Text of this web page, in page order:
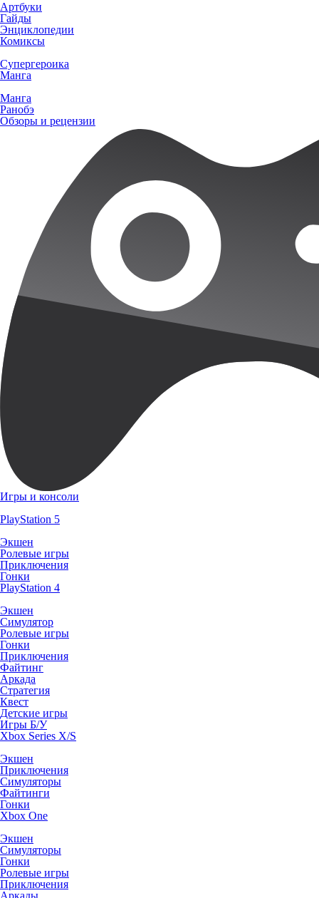
Артбуки
Гайды
Энциклопедии
Комиксы
Супергероика
Манга
Манга
Ранобэ
Обзоры и рецензии
Игры и консоли
PlayStation 5
Экшен
Ролевые игры
Приключения
Гонки
PlayStation 4
Экшен
Симулятор
Ролевые игры
Гонки
Приключения
Файтинг
Аркада
Стратегия
Квест
Детские игры
Игры Б/У
Xbox Series X/S
Экшен
Приключения
Симуляторы
Файтинги
Гонки
Xbox One
Экшен
Симуляторы
Гонки
Ролевые игры
Приключения
Аркады